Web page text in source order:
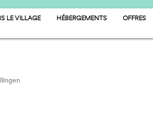
LE VILLAGE HÉBERGEMENTS OFFRES